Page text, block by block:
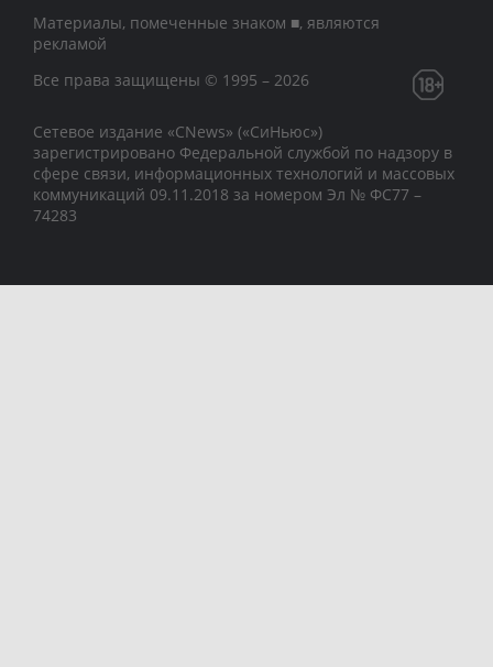
Материалы, помеченные знаком ■, являются
рекламой
Все права защищены © 1995 – 2026
Сетевое издание «CNews» («СиНьюс»)
зарегистрировано Федеральной службой по надзору в
сфере связи, информационных технологий и массовых
коммуникаций 09.11.2018 за номером Эл № ФС77 –
74283